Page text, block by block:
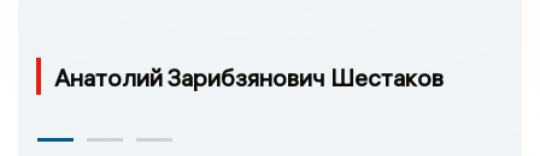
Анатолий Зарибзянович Шестаков